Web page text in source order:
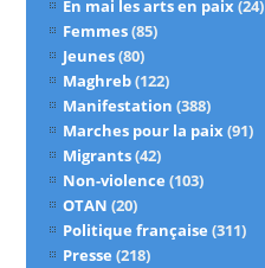
En mai les arts en paix(24)
Femmes(85)
Jeunes(80)
Maghreb(122)
Manifestation (388)
Marches pour la paix(91)
Migrants(42)
Non-violence (103)
OTAN (20)
Politique française (311)
Presse (218)